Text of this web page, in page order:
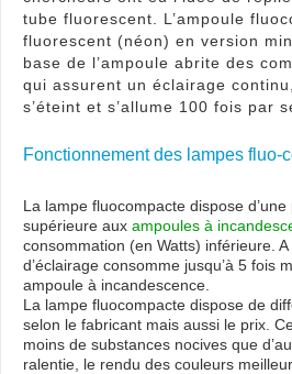
tube fluorescent. L’ampoule
fluorescent (néon) en version
base de l’ampoule abrite des
qui assurent un éclairage
s’éteint et s’allume 100 fois par
Fonctionnement des lampes fluo-
La lampe fluocompacte dispose
supérieure aux ampoules à
consommation (en Watts) inférieure.
d’éclairage consomme jusqu’à 5 fois
ampoule à incandescence.
La lampe fluocompacte dispose de
selon le fabricant mais aussi le prix.
moins de substances nocives que
ralentie, le rendu des couleurs